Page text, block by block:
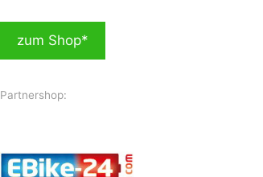
zum Shop*
Partnershop: